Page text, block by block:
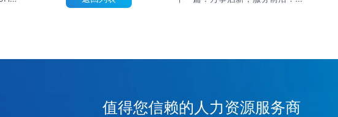
值得您信赖的人力资源服务商